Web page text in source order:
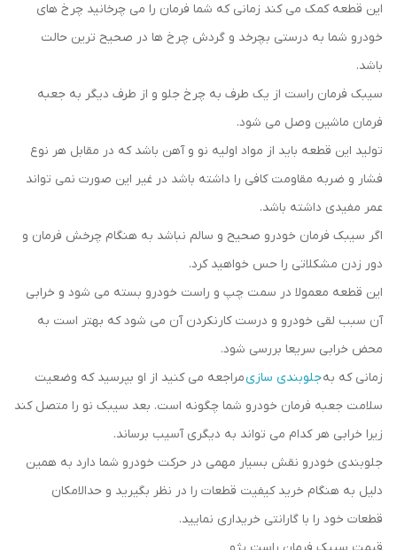
این قطعه کمک می کند زمانی که شما فرمان را می چرخانید چرخ های
خودرو شما به درستی بچرخد و گردش چرخ ها در صحیح ترین حالت
باشد.
سیبک فرمان راست از یک طرف به چرخ جلو و از طرف دیگر به جعبه
فرمان ماشین وصل می شود.
تولید این قطعه باید از مواد اولیه نو و آهن باشد که در مقابل هر نوع
فشار و ضربه مقاومت کافی را داشته باشد در غیر این صورت نمی تواند
عمر مفیدی داشته باشد.
اگر سیبک فرمان خودرو صحیح و سالم نباشد به هنگام چرخش فرمان و
دور زدن مشکلاتی را حس خواهید کرد.
این قطعه معمولا در سمت چپ و راست خودرو بسته می شود و خرابی
آن سبب لقی خودرو و درست کارنکردن آن می شود که بهتر است به
محض خرابی سریعا بررسی شود.
زمانی که بهجلوبندی سازیمراجعه می کنید از او بپرسید که وضعیت
سلامت جعبه فرمان خودرو شما چگونه است. بعد سیبک نو را متصل کند
زیرا خرابی هر کدام می تواند به دیگری آسیب برساند.
جلوبندی خودرو نقش بسیار مهمی در حرکت خودرو شما دارد به همین
دلیل به هنگام خرید کیفیت قطعات را در نظر بگیرید و حدالامکان
قطعات خود را با گارانتی خریداری نمایید.